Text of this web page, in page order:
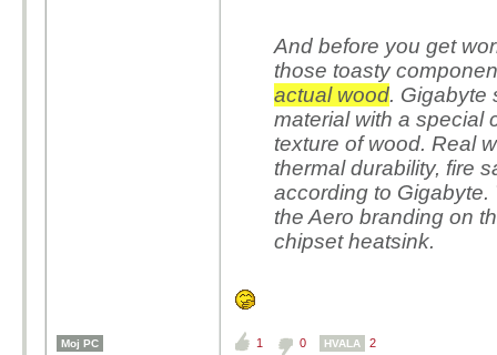
And before you get
those toasty
actual wood. Gigabyte
material with a special
texture of wood. Real
thermal durability, fire
according to
the Aero branding on
chipset heatsink.
Moj PC 1 0 HVALA 2